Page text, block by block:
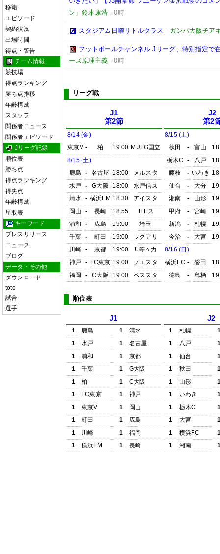
移籍
エピソード
契約状況
出場時間
得点・警告
チーム情報
競技場
得点ランキング
勝ち点推移
年齢構成
スタッフ
関係者ニュース
関係者エピソード
Jリーグ記録
順位表
勝ち点
得点ランキング
得失点
年齢構成
星取表
キーワード
プレスリリース
ニュース
ブログ
データ・その他
ダウンロード
toto
試合
選手
ン」鈴木康浩 -0時
スタジアム日曜リトルクラス - ガンバ大阪チア
フットボールチャンネル Jリーグ、特別指定で
ーズ原理主義 -0時
リーグ戦
J1
第2節
8/14 (金)
東京V - 柏 19:00 MUFG国立
8/15 (土)
鹿島
- 名古屋 18:00
メルスタ
水戸
- G大阪 18:00
水戸信ス
清水
- 横浜FM 18:30
アイスタ
岡山
- 長崎 18:55
JFEス
浦和
- 広島 19:00
埼玉
千葉
- 町田 19:00
フクアリ
川崎
- 京都 19:00
U等々力
神戸
- FC東京 19:00
ノエスタ
福岡
- C大阪 19:00 ベススタ
J2
第2
8/15 (土)
秋田
- 富山
栃木C
- 八戸
藤枝
- いわき
仙台
- 大分
湘南
- 山形
甲府
- 宮崎
新潟
- 札幌
今治
- 大宮
8/16 (日)
横浜FC - 磐田
徳島
- 鳥栖
順位表
J1
1 鹿島 1
清水
1
水戸 1
名古屋
1
浦和 1
京都
1
千葉 1
G大阪
1
柏 1
C大阪
1
FC東京 1
神戸
1
東京V 1
岡山
1
町田 1
広島
1
川崎 1
福岡
1
横浜FM 1 長崎
J2
1 札幌
1
八戸
1
仙台
1
秋田
1
山形
1
いわき
1
栃木C
1
大宮
1
横浜FC
1
湘南